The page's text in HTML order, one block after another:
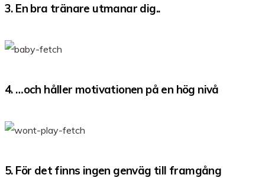
3. En bra tränare utmanar dig..
4. …och håller motivationen på en hög nivå
5. För det finns ingen genväg till framgång